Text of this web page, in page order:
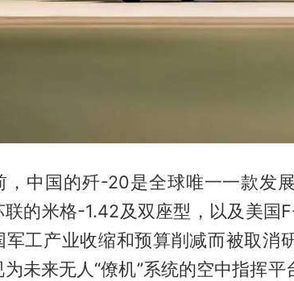
，中国的歼-20是全球唯一一款发
联的米格-1.42及双座型，以及美国
军工产业收缩和预算削减而被取消
未来无人“僚机”系统的空中指挥